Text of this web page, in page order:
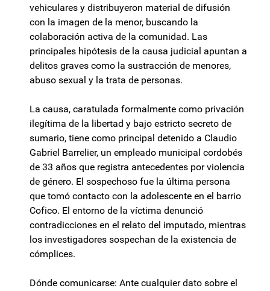
vehiculares y distribuyeron material de difusión
con la imagen de la menor, buscando la
colaboración activa de la comunidad. Las
principales hipótesis de la causa judicial apuntan a
delitos graves como la sustracción de menores,
abuso sexual y la trata de personas.
La causa, caratulada formalmente como privación
ilegítima de la libertad y bajo estricto secreto de
sumario, tiene como principal detenido a Claudio
Gabriel Barrelier, un empleado municipal cordobés
de 33 años que registra antecedentes por violencia
de género. El sospechoso fue la última persona
que tomó contacto con la adolescente en el barrio
Cofico. El entorno de la víctima denunció
contradicciones en el relato del imputado, mientras
los investigadores sospechan de la existencia de
cómplices.
Dónde comunicarse: Ante cualquier dato sobre el